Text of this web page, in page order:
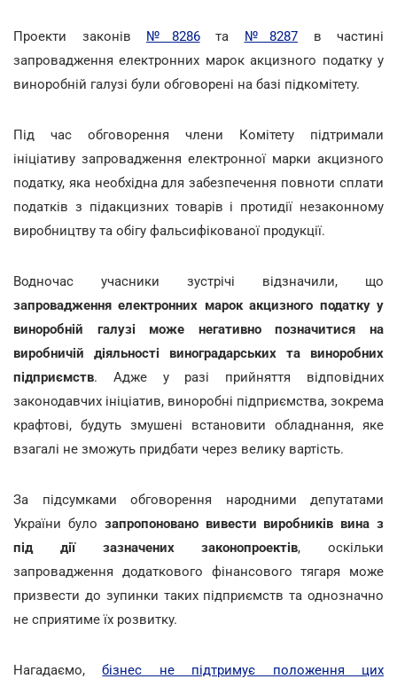
Проекти законів №8286та №8287 в частині
запровадження електронних марок акцизного податку у
виноробній галузі були обговорені на базі підкомітету.
Під час обговорення члени Комітету підтримали
ініціативу запровадження електронної марки акцизного
податку, яка необхідна для забезпечення повноти сплати
податків з підакцизних товарів і протидії незаконному
виробництву та обігу фальсифікованої продукції.
Водночас учасники зустрічі відзначили, що
запровадження електронних марок акцизного податку у
виноробній галузі може негативно позначитися на
виробничій діяльності виноградарських та виноробних
підприємств. Адже у разі прийняття відповідних
законодавчих ініціатив, виноробні підприємства, зокрема
крафтові, будуть змушені встановити обладнання, яке
взагалі не зможуть придбати через велику вартість.
За підсумками обговорення народними депутатами
України було запропоновано вивести виробників вина з
під дії зазначених законопроектів, оскільки
запровадження додаткового фінансового тягаря може
призвести до зупинки таких підприємств та однозначно
не сприятиме їх розвитку.
Нагадаємо,бізнес не підтримує положення цих